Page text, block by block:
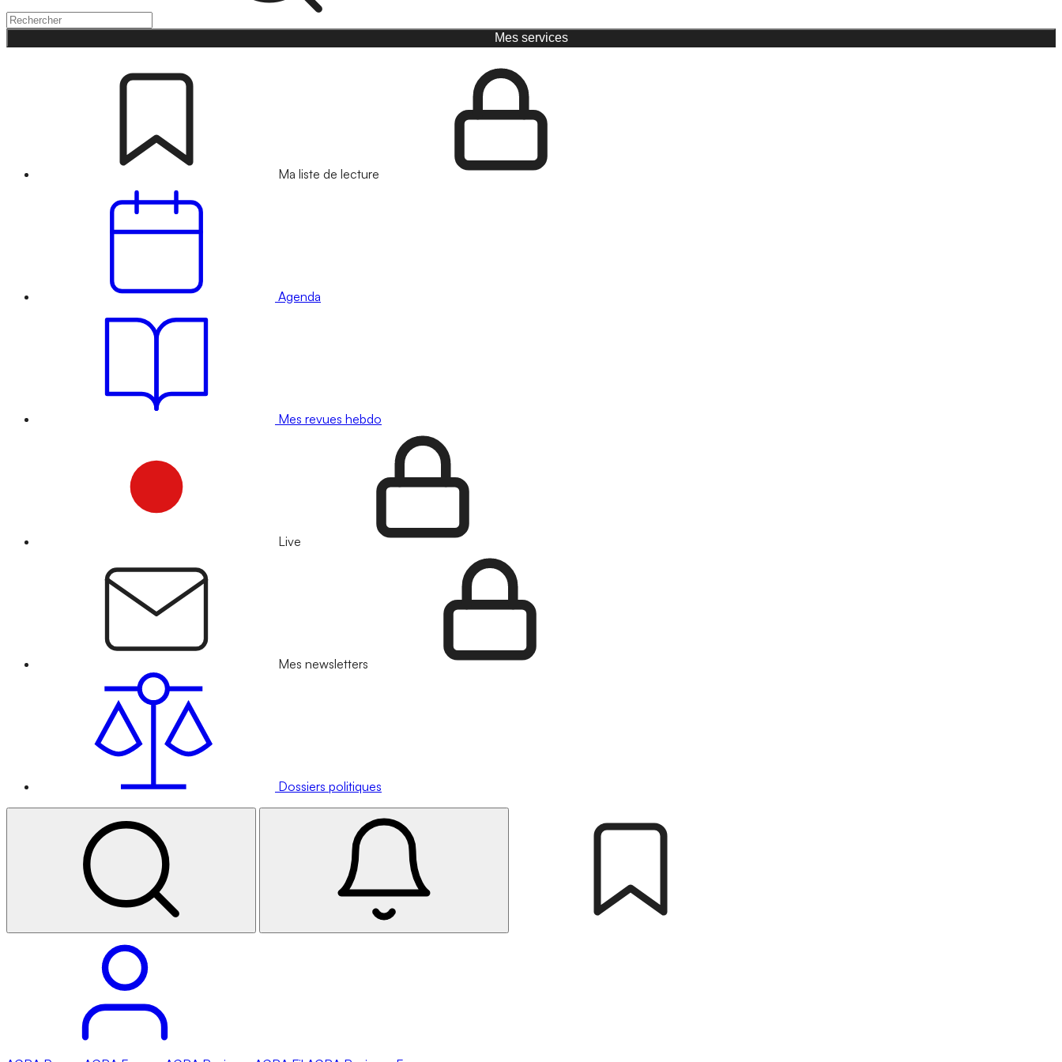
Mes services
Ma liste de lecture
Agenda
Mes revues hebdo
Live
Mes newsletters
Dossiers politiques